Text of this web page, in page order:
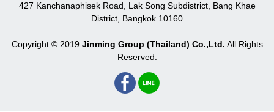
427 Kanchanaphisek Road, Lak Song Subdistrict, Bang Khae
District, Bangkok 10160
Copyright © 2019 Jinming Group (Thailand) Co.,Ltd. All Rights
Reserved.